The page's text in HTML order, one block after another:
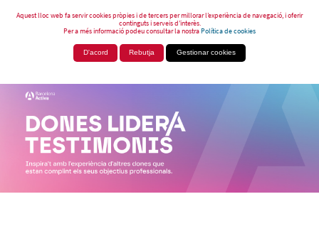
Aquest lloc web fa servir cookies pròpies i de tercers per millorar l’experiència de navegació, i oferir
continguts i serveis d’interès.
Per a més informació podeu consultar la nostraPolítica de cookies
D'acord Rebutja Gestionar cookies